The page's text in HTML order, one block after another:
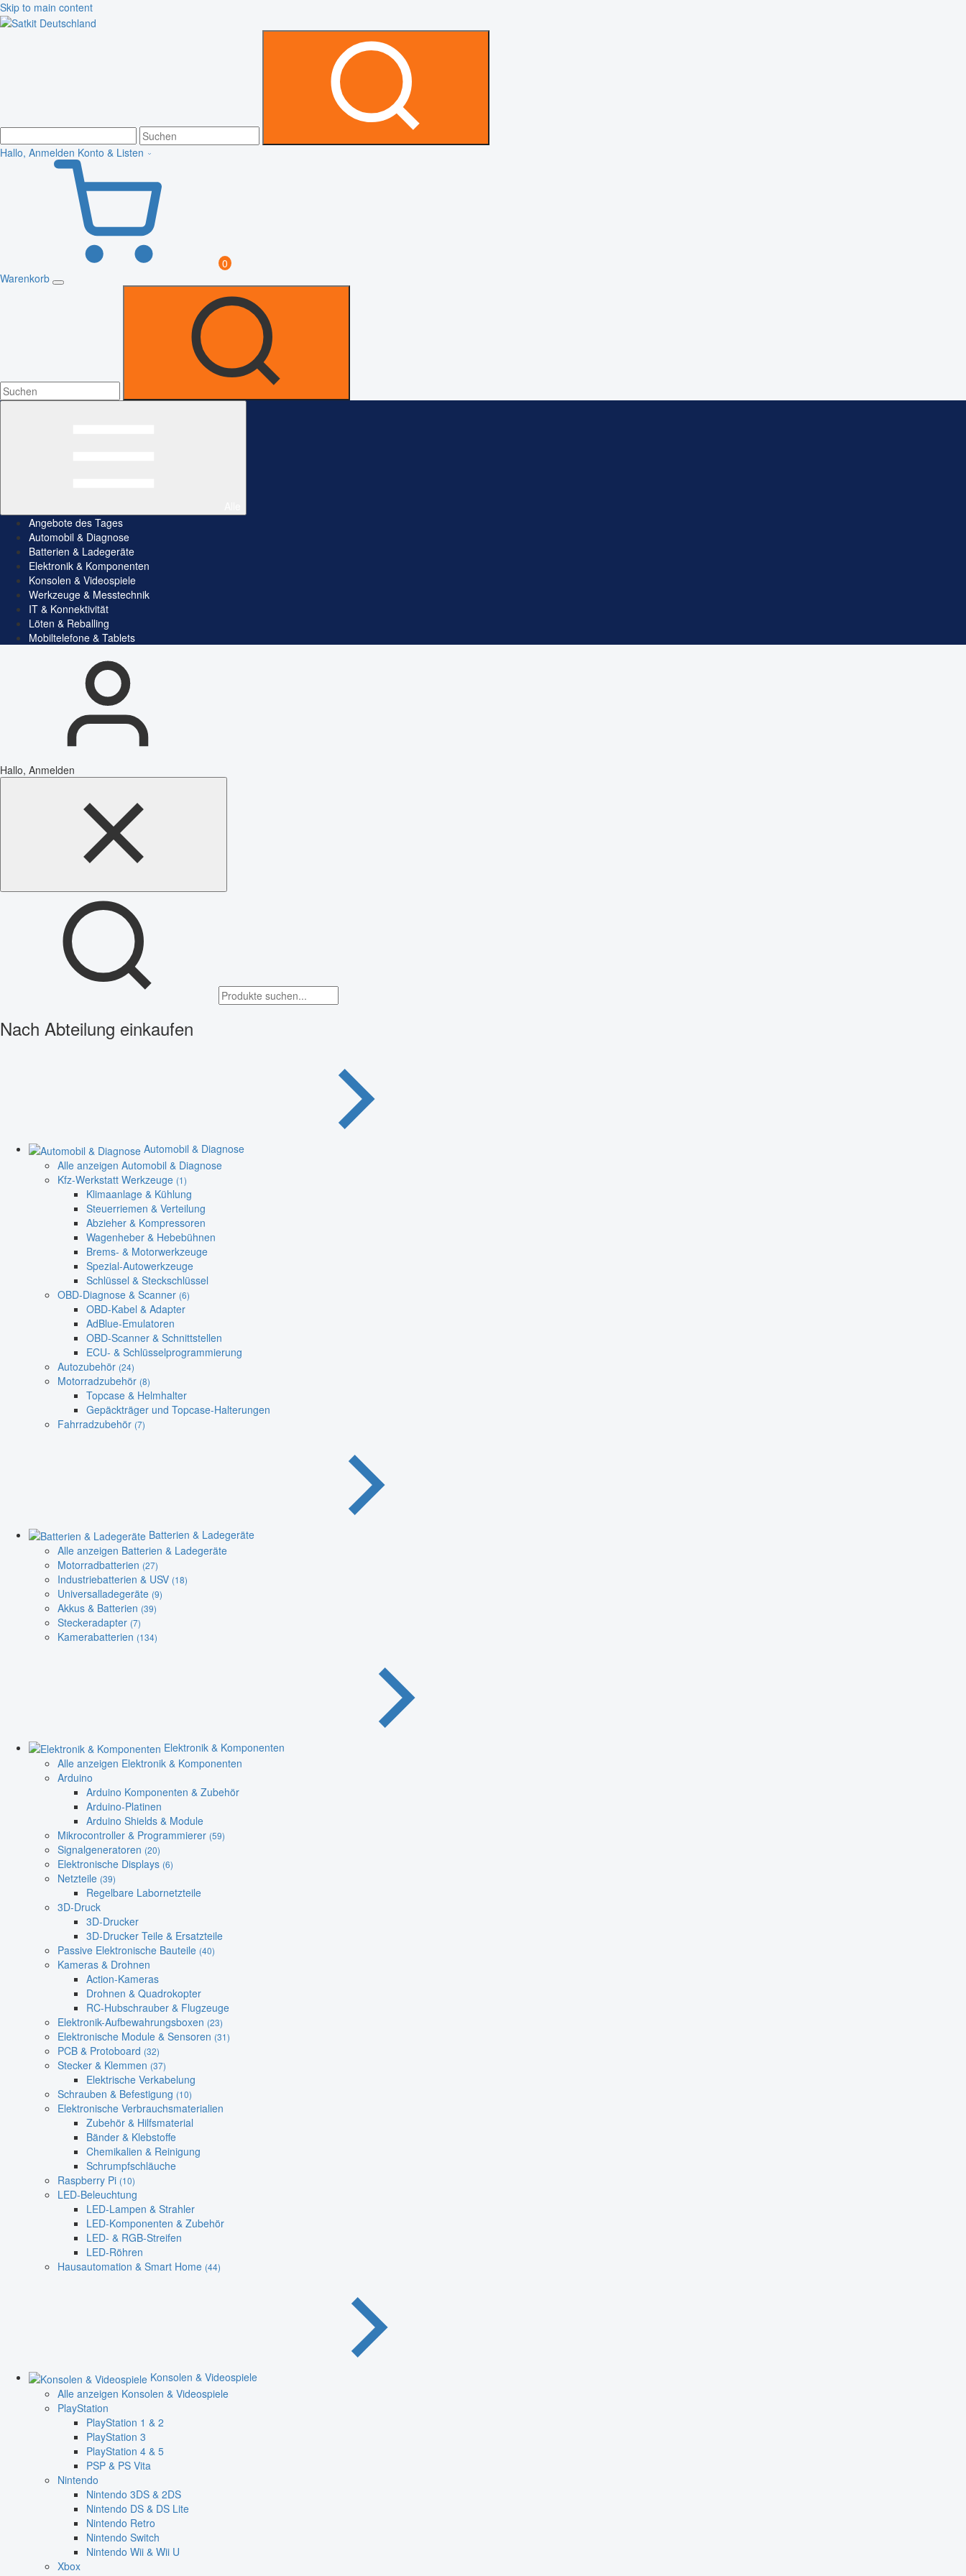
Skip to main content
Hallo, Anmelden Konto & Listen
0
Warenkorb
Angebote des Tages
Automobil & Diagnose
Batterien & Ladegeräte
Elektronik & Komponenten
Konsolen & Videospiele
Werkzeuge & Messtechnik
IT & Konnektivität
Löten & Reballing
Mobiltelefone & Tablets
Hallo, Anmelden
Nach Abteilung einkaufen
Automobil & Diagnose
Alle anzeigen Automobil & Diagnose
Kfz-Werkstatt Werkzeuge (1)
Klimaanlage & Kühlung
Steuerriemen & Verteilung
Abzieher & Kompressoren
Wagenheber & Hebebühnen
Brems- & Motorwerkzeuge
Spezial-Autowerkzeuge
Schlüssel & Steckschlüssel
OBD-Diagnose & Scanner (6)
OBD-Kabel & Adapter
AdBlue-Emulatoren
OBD-Scanner & Schnittstellen
ECU- & Schlüsselprogrammierung
Autozubehör (24)
Motorradzubehör (8)
Topcase & Helmhalter
Gepäckträger und Topcase-Halterungen
Fahrradzubehör (7)
Batterien & Ladegeräte
Alle anzeigen Batterien & Ladegeräte
Motorradbatterien (27)
Industriebatterien & USV (18)
Universalladegeräte (9)
Akkus & Batterien (39)
Steckeradapter (7)
Kamerabatterien (134)
Elektronik & Komponenten
Alle anzeigen Elektronik & Komponenten
Arduino
Arduino Komponenten & Zubehör
Arduino-Platinen
Arduino Shields & Module
Mikrocontroller & Programmierer (59)
Signalgeneratoren (20)
Elektronische Displays (6)
Netzteile (39)
Regelbare Labornetzteile
3D-Druck
3D-Drucker
3D-Drucker Teile & Ersatzteile
Passive Elektronische Bauteile (40)
Kameras & Drohnen
Action-Kameras
Drohnen & Quadrokopter
RC-Hubschrauber & Flugzeuge
Elektronik-Aufbewahrungsboxen (23)
Elektronische Module & Sensoren (31)
PCB & Protoboard (32)
Stecker & Klemmen (37)
Elektrische Verkabelung
Schrauben & Befestigung (10)
Elektronische Verbrauchsmaterialien
Zubehör & Hilfsmaterial
Bänder & Klebstoffe
Chemikalien & Reinigung
Schrumpfschläuche
Raspberry Pi (10)
LED-Beleuchtung
LED-Lampen & Strahler
LED-Komponenten & Zubehör
LED- & RGB-Streifen
LED-Röhren
Hausautomation & Smart Home (44)
Konsolen & Videospiele
Alle anzeigen Konsolen & Videospiele
PlayStation
PlayStation 1 & 2
PlayStation 3
PlayStation 4 & 5
PSP & PS Vita
Nintendo
Nintendo 3DS & 2DS
Nintendo DS & DS Lite
Nintendo Retro
Nintendo Switch
Nintendo Wii & Wii U
Xbox